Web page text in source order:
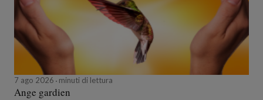
7 ago 2026 minuti di lettura
Ange gardien